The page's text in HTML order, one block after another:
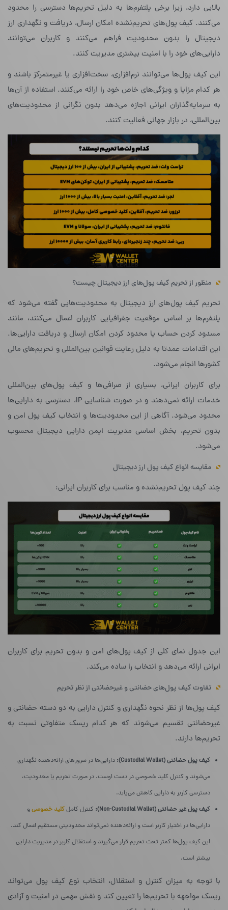
بالایی دارد، زیرا برخی پلتفرم‌ها به دلیل تحریم‌ها دسترسی را محدود
می‌کنند. کیف پول‌های تحریم‌نشده امکان ارسال، دریافت و نگهداری ارز
دیجیتال را بدون محدودیت فراهم می‌کنند و کاربران می‌توانند
دارایی‌های خود را با امنیت بیشتری مدیریت کنند.
این کیف پول‌ها می‌توانند نرم‌افزاری، سخت‌افزاری یا غیرمتمرکز باشند و
هر کدام مزایا و ویژگی‌های خاص خود را ارائه می‌کنند. استفاده از آن‌ها
به سرمایه‌گذاران ایرانی اجازه می‌دهد بدون نگرانی از محدودیت‌های
بین‌المللی، در بازار جهانی فعالیت کنند.
منظور از تحریم کیف پول‌های ارز دیجیتال چیست؟
تحریم کیف پول‌های ارز دیجیتال به محدودیت‌هایی گفته می‌شود که
پلتفرم‌ها بر اساس موقعیت جغرافیایی کاربران اعمال می‌کنند، مانند
مسدود کردن حساب یا محدود کردن امکان ارسال و دریافت دارایی‌ها.
این اقدامات عمدتا به دلیل رعایت قوانین بین‌المللی و تحریم‌های مالی
کشورها انجام می‌شود.
برای کاربران ایرانی، بسیاری از صرافی‌ها و کیف پول‌های بین‌المللی
خدمات ارائه نمی‌دهند و در صورت شناسایی IP، دسترسی به دارایی‌ها
محدود می‌شود. آگاهی از این محدودیت‌ها و انتخاب کیف پول امن و
بدون تحریم، بخش اساسی مدیریت ایمن دارایی دیجیتال محسوب
می‌شود.
مقایسه انواع کیف پول ارز دیجیتال
چند کیف پول تحریم‌نشده و مناسب برای کاربران ایرانی:
این جدول نمای کلی از کیف پول‌های امن و بدون تحریم برای کاربران
ایرانی ارائه می‌دهد و انتخاب را ساده می‌کند.
تفاوت کیف پول‌های حضانتی و غیرحضانتی از نظر تحریم
کیف پول‌ها از نظر نحوه نگهداری و کنترل دارایی به دو دسته حضانتی و
غیرحضانتی تقسیم می‌شوند که هر کدام ریسک متفاوتی نسبت به
تحریم‌ها دارند.
کیف پول حضانتی (Custodial Wallet):
دارایی‌ها در سرورهای ارائه‌دهنده نگهداری
می‌شوند و کنترل کلید خصوصی در دست اوست. در صورت تحریم یا محدودیت،
دسترسی کاربر به دارایی کاهش می‌یابد.
کیف پول غیر حضانتی (Non-Custodial Wallet): کنترل کاملکلید خصوصیو
دارایی‌ها در اختیار کاربر است و ارائه‌دهنده نمی‌تواند محدودیتی مستقیم اعمال کند.
این کیف پول‌ها کمتر تحت تحریم قرار می‌گیرند و استقلال کاربر در مدیریت دارایی
بیشتر است.
با توجه به میزان کنترل و استقلال، انتخاب نوع کیف پول می‌تواند
ریسک مواجهه با تحریم‌ها را تعیین کند و نقش مهمی در امنیت و آزادی